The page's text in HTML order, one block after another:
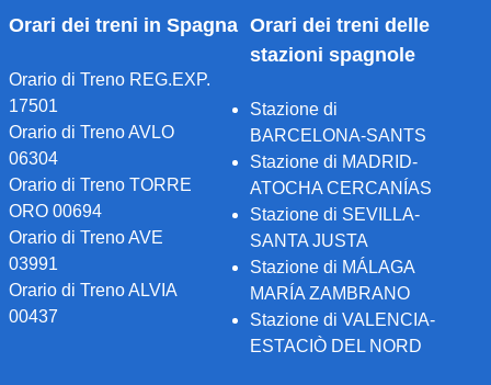
Orari dei treni in Spagna
Orario di Treno REG.EXP.
17501
Orario di Treno AVLO
06304
Orario di Treno TORRE
ORO 00694
Orario di Treno AVE
03991
Orario di Treno ALVIA
00437
Orari dei treni delle
stazioni spagnole
Stazione di
BARCELONA-SANTS
Stazione di MADRID-
ATOCHA CERCANÍAS
Stazione di SEVILLA-
SANTA JUSTA
Stazione di MÁLAGA
MARÍA ZAMBRANO
Stazione di VALENCIA-
ESTACIÒ DEL NORD